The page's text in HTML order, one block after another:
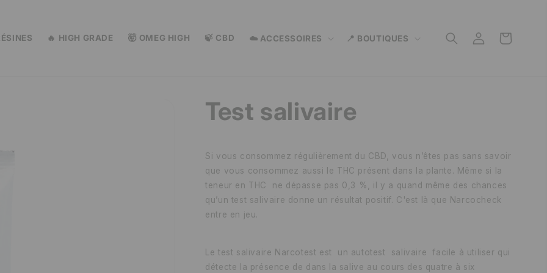
🔥 HIGH GRADE 🤯 OMEG HIGH 🍃 CBD ☁️ ACCESSOIRES 📍 BOUTIQUES ConnexionPanier
Test salivaire
Si vous consommez régulièrement du CBD, vous n’êtes pas sans savoir
que vous consommez aussi le THC présent dans la plante. Même si la
teneur en THC ne dépasse pas 0,3 %, il y a quand même des chances
qu’un test salivaire donne un résultat positif. C'est là que Narcocheck
entre en jeu.
Le test salivaire Narcotest est un autotest salivaire facile à utiliser qui
détecte la présence de dans la salive au cours des quatre à six